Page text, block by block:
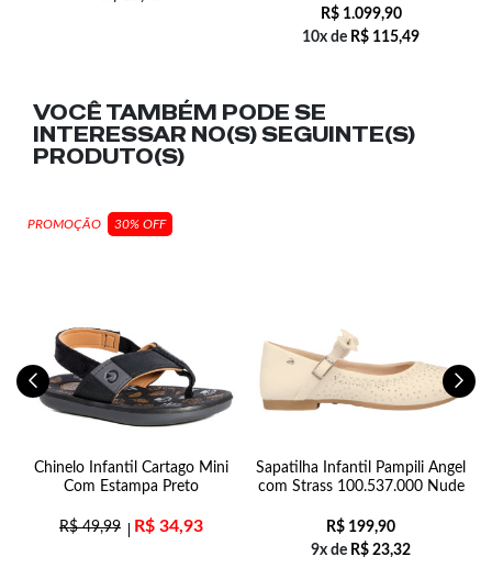
R$1.099,90
10x de R$ 115,49
VOCÊ TAMBÉM PODE SE
INTERESSAR NO(S) SEGUINTE(S)
PRODUTO(S)
PROMOÇÃO 30% OFF
Chinelo Infantil Cartago Mini
Com Estampa Preto
R$49,99 R$ 34,93
Sapatilha Infantil Pampili Angel
com Strass 100.537.000 Nude
R$ 199,90
9x de R$ 23,32